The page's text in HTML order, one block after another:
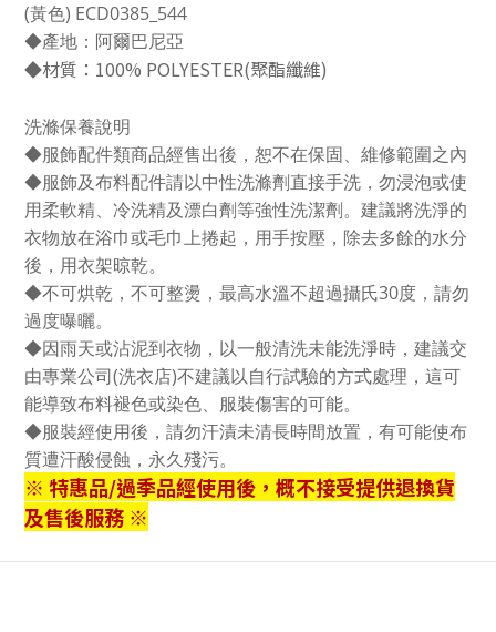
(黃色) ECD0385_544
◆產地：阿爾巴尼亞
◆材質：100% POLYESTER(聚酯纖維)
洗滌保養說明
◆服飾配件類商品經售出後，恕不在保固、維修範圍之內
◆服飾及布料配件請以中性洗滌劑直接手洗，勿浸泡或使
用柔軟精、冷洗精及漂白劑等強性洗潔劑。建議將洗淨的
衣物放在浴巾或毛巾上捲起，用手按壓，除去多餘的水分
後，用衣架晾乾。
◆不可烘乾，不可整燙，最高水溫不超過攝氏30度，請勿
過度曝曬。
◆因雨天或沾泥到衣物，以一般清洗未能洗淨時，建議交
由專業公司(洗衣店)不建議以自行試驗的方式處理，這可
能導致布料褪色或染色、服裝傷害的可能。
◆服裝經使用後，請勿汗漬未清長時間放置，有可能使布
質遭汗酸侵蝕，永久殘污。
※ 特惠品/過季品經使用後，概不接受提供退換貨
及售後服務 ※